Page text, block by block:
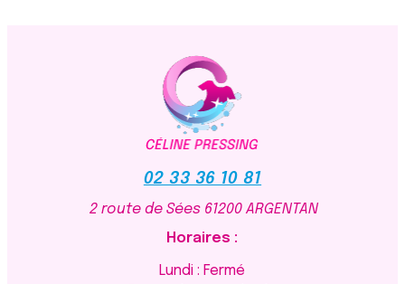
02 33 36 10 81
2 route de Sées 61200 ARGENTAN
Horaires :
Lundi : Fermé